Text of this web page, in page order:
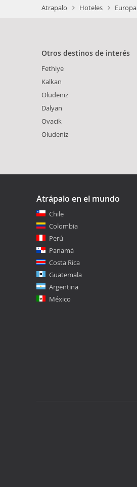
Atrapalo Hoteles Europa
Otros destinos de interés
Fethiye
Kalkan
Oludeniz
Dalyan
Ovacik
Oludeniz
Atrápalo en el mundo
Chile
Colombia
Perú
Panamá
Costa Rica
Guatemala
Argentina
México